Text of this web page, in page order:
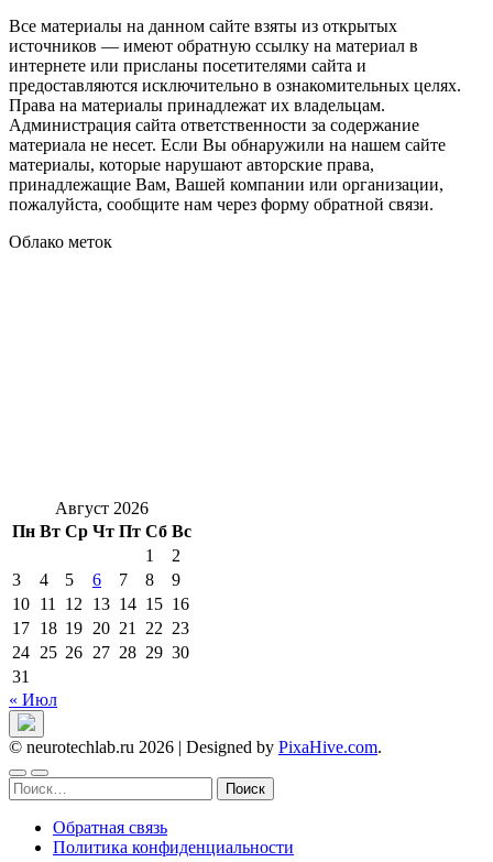
Все материалы на данном сайте взяты из открытых
источников — имеют обратную ссылку на материал в
интернете или присланы посетителями сайта и
предоставляются исключительно в ознакомительных целях.
Права на материалы принадлежат их владельцам.
Администрация сайта ответственности за содержание
материала не несет. Если Вы обнаружили на нашем сайте
материалы, которые нарушают авторские права,
принадлежащие Вам, Вашей компании или организации,
пожалуйста, сообщите нам через форму обратной связи.
Облако меток
Август 2026
Пн Вт Ср Чт Пт Сб Вс
1
2
3
4 5 6 7 8
9
10 11 12 13 14 15 16
17 18 19 20 21 22 23
24 25 26 27 28 29 30
31
« Июл
© neurotechlab.ru 2026 | Designed by PixaHive.com.
Найти:
Обратная связь
Политика конфиденциальности